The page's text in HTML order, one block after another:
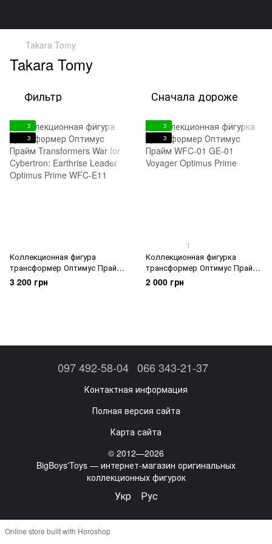
Takara Tomy
Takara Tomy
Фильтр Сначала дороже
3
3
Коллекционная фигура
трансформер Оптимус Прайм
Transformers War for Cybertron:
Earthrise Leader Optimus Prime
3 200 грн
3
3
1
Коллекционная фигурка
трансформер Оптимус Прайм
WFC-01 GE-01 Voyager Optimus
Prime
2 000 грн
097 492-58-04 066 343-21-37
Контактная информация
Полная версия сайта
Карта сайта
© 2012—2026
BigBoys'Toys — интернет-магазин оригинальных
коллекционных фигурок
Укр Рус
Online store built with Horoshop